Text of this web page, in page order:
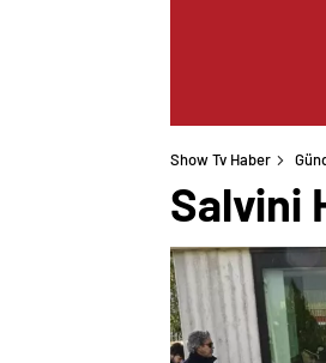
Show Tv Haber
Salvini